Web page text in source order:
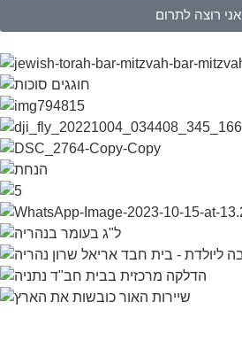
אני רוצה לתרום